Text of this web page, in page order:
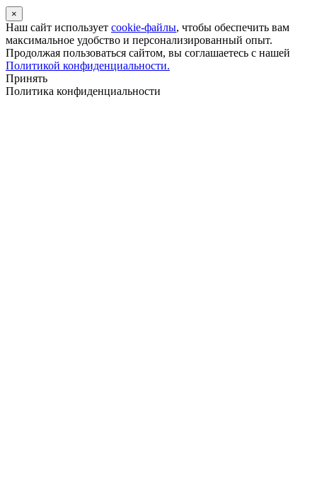
×
Наш сайт использует cookie-файлы, чтобы обеспечить вам
максимальное удобство и персонализированный опыт.
Продолжая пользоваться сайтом, вы соглашаетесь с нашей
Политикой конфиденциальности.
Принять
Политика конфиденциальности